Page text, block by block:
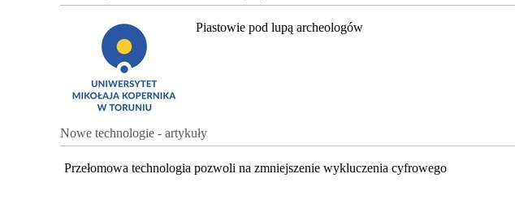
Piastowie pod lupą archeologów
Nowe technologie - artykuły
Przełomowa technologia pozwoli na zmniejszenie wykluczenia cyfrowego